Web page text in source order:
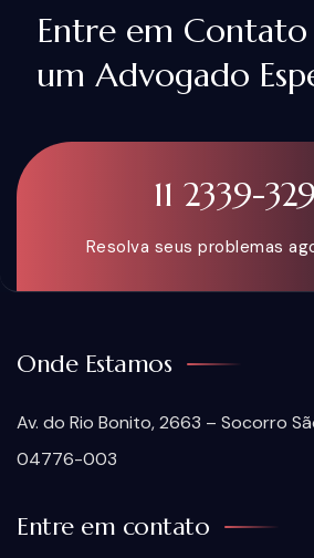
Entre em
um Advogado
11 2339-
Resolva seus problemas
Onde Estamos
Av. do Rio Bonito, 2663 – Socorro
04776-003
Entre em contato